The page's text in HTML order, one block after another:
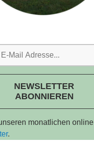
NEWSLETTER
ABONNIEREN
monatlichen online
.